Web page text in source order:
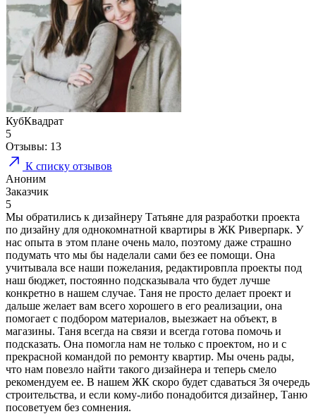
КубКвадрат
5
Отзывы: 13
К списку отзывов
Аноним
Заказчик
5
Мы обратились к дизайнеру Татьяне для разработки проекта
по дизайну для однокомнатной квартиры в ЖК Риверпарк. У
нас опыта в этом плане очень мало, поэтому даже страшно
подумать что мы бы наделали сами без ее помощи. Она
учитывала все наши пожелания, редактировпла проекты под
наш бюджет, постоянно подсказывала что будет лучше
конкретно в нашем случае. Таня не просто делает проект и
дальше желает вам всего хорошего в его реализации, она
помогает с подбором материалов, выезжает на объект, в
магазины. Таня всегда на связи и всегда готова помочь и
подсказать. Она помогла нам не только с проектом, но и с
прекрасной командой по ремонту квартир. Мы очень рады,
что нам повезло найти такого дизайнера и теперь смело
рекомендуем ее. В нашем ЖК скоро будет сдаваться 3я очередь
строительства, и если кому-либо понадобится дизайнер, Таню
посоветуем без сомнения.